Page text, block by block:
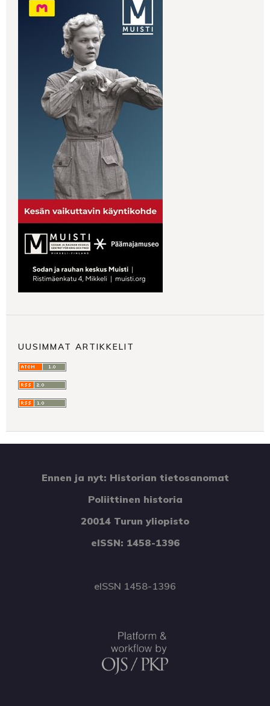
UUSIMMAT ARTIKKELIT
Ennen ja nyt: Historian tietosanomat
Poliittinen historia
20014 Turun yliopisto
eISSN: 1458-1396
eISSN 1458-1396